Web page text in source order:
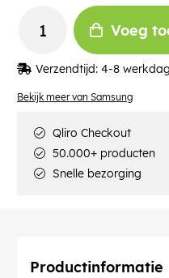
Bekijk meer van Samsung
Voeg
Verzendtijd: 4-8
Qliro Checkout
50.000+ producten
Snelle bezorging
Productinformatie